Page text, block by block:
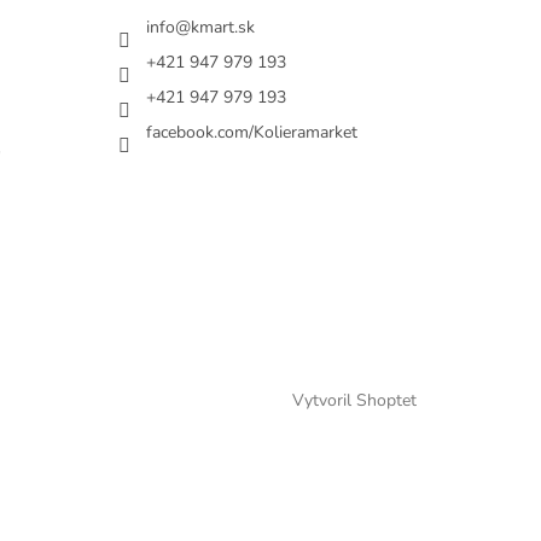
info@kmart.sk
+421 947 979 193
+421 947 979 193
facebook.com/Kolieramarket
Vytvoril Shoptet